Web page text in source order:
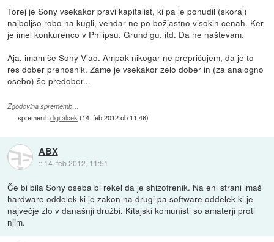
Torej je Sony vsekakor pravi kapitalist, ki pa je ponudil (skoraj)
najboljšo robo na kugli, vendar ne po božjastno visokih cenah. Ker
je imel konkurenco v Philipsu, Grundigu, itd. Da ne naštevam.
Aja, imam še Sony Viao. Ampak nikogar ne prepričujem, da je to
res dober prenosnik. Zame je vsekakor zelo dober in (za analogno
osebo) še predober...
Zgodovina sprememb…
spremenil:digitalcek(14. feb 2012 ob 11:46)
ABX
:: 14. feb 2012, 11:51
Če bi bila Sony oseba bi rekel da je shizofrenik. Na eni strani imaš
hardware oddelek ki je zakon na drugi pa software oddelek ki je
največje zlo v današnji družbi. Kitajski komunisti so amaterji proti
njim.